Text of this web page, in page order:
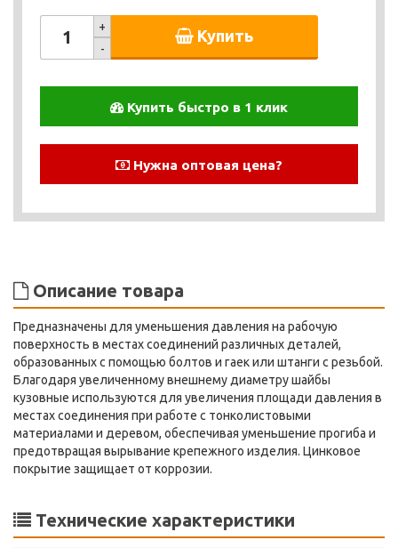
+
-
Купить
Купить быстро в 1 клик
Нужна оптовая цена?
Описание товара
Предназначены для уменьшения давления на рабочую
поверхность в местах соединений различных деталей,
образованных с помощью болтов и гаек или штанги с резьбой.
Благодаря увеличенному внешнему диаметру шайбы
кузовные используются для увеличения площади давления в
местах соединения при работе с тонколистовыми
материалами и деревом, обеспечивая уменьшение прогиба и
предотвращая вырывание крепежного изделия. Цинковое
покрытие защищает от коррозии.
Технические характеристики